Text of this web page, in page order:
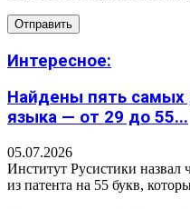
Интересное:
Найдены пять самых
языка — от 29 до 55...
05.07.2026
Институт Русистики
из патента на 55 букв,